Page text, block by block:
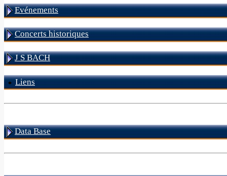
Evénements
Concerts historiques
J S BACH
Liens
Data Base